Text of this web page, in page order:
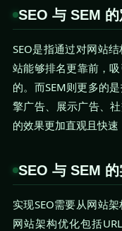
SEO 与 SEM 的
SEO是指通过对网站
站能够排名更靠前，
的。而SEM则更多的
擎广告、展示广告、
的效果更加直观且快速
SEO 与 SEM
实现SEO需要从网站
网站架构优化包括